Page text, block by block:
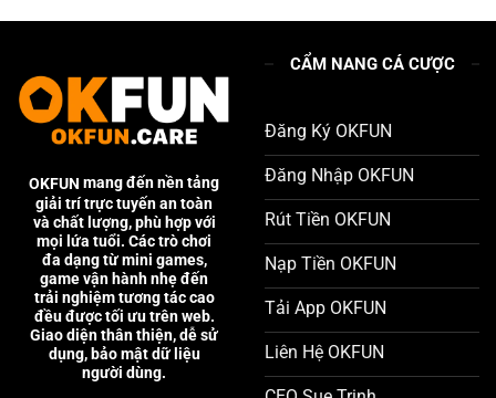
OKFUN mang đến nền tảng
giải trí trực tuyến an toàn
và chất lượng, phù hợp với
mọi lứa tuổi. Các trò chơi
đa dạng từ mini games,
game vận hành nhẹ đến
trải nghiệm tương tác cao
đều được tối ưu trên web.
Giao diện thân thiện, dễ sử
dụng, bảo mật dữ liệu
người dùng.
CẨM NANG CÁ CƯỢC
Đăng Ký OKFUN
Đăng Nhập OKFUN
Rút Tiền OKFUN
Nạp Tiền OKFUN
Tải App OKFUN
Liên Hệ OKFUN